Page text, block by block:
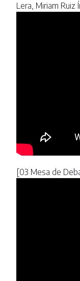
Lera, Miriam Ruiz
[03 Mesa de